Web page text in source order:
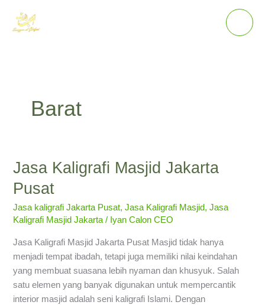
konten
Barat
Jasa Kaligrafi Masjid Jakarta
Pusat
Jasa kaligrafi Jakarta Pusat,Jasa Kaligrafi Masjid,Jasa
Kaligrafi Masjid Jakarta/ Iyan Calon CEO
Jasa Kaligrafi Masjid Jakarta Pusat Masjid tidak hanya
menjadi tempat ibadah, tetapi juga memiliki nilai keindahan
yang membuat suasana lebih nyaman dan khusyuk. Salah
satu elemen yang banyak digunakan untuk mempercantik
interior masjid adalah seni kaligrafi Islami. Dengan
Jasa
Masjid
Jakarta
Pusat